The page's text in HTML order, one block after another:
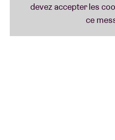
Liquid, enregistré au
Cette même année, elle a
Solistenensemble